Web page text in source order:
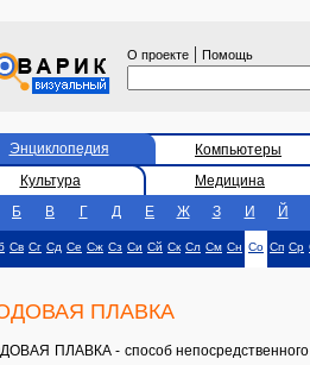
О проекте | Помощь
Энциклопедия Компьютеры
Культура
Медицина
Б В Г Д Е Ж З И Й
Св Сг Сд Се Сж Сз Си Сй Ск Сл См Сн Со Сп Ср
ПЛАВКА
ПЛАВКА - способ непосредственного